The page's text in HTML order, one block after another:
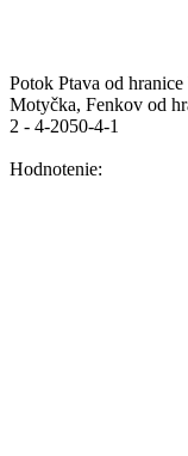
Potok Ptava od
Motyčka, Fenkov od
2 - 4-2050-4-1
Hodnotenie: